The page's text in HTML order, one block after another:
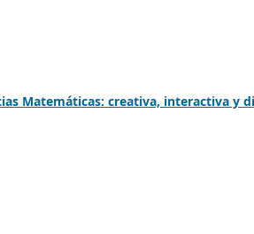
Matemáticas: creativa, interactiva y